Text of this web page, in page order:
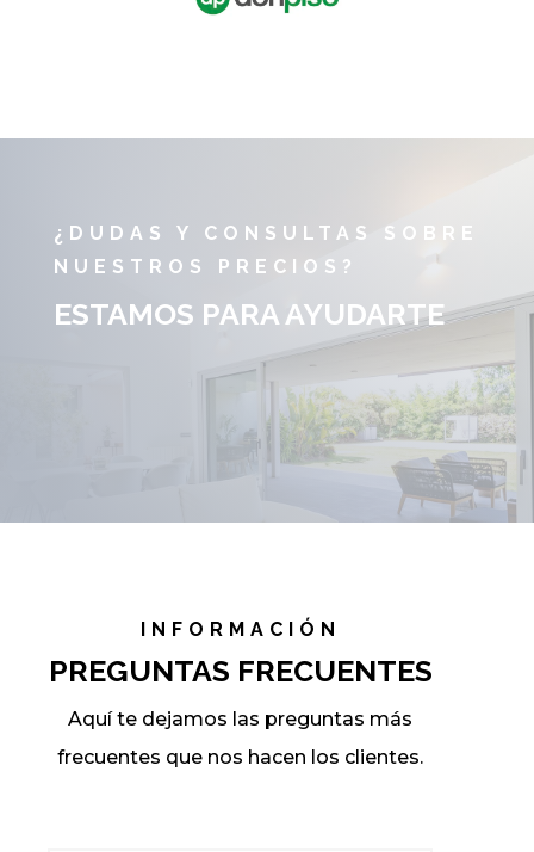
¿DUDAS Y CONSULTAS SOBRE
NUESTROS PRECIOS?
ESTAMOS PARA AYUDARTE
INFORMACIÓN
PREGUNTAS FRECUENTES
Aquí te dejamos las preguntas más
frecuentes que nos hacen los clientes.